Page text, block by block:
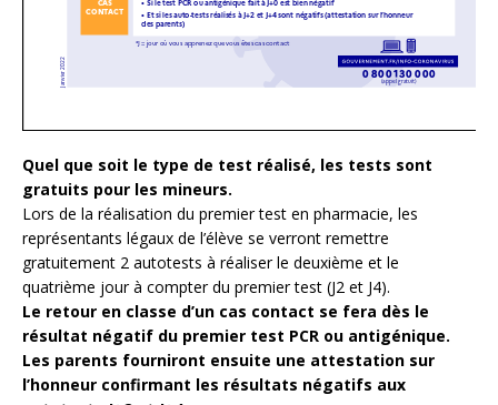
Quel que soit le type de test réalisé, les tests sont
gratuits pour les mineurs.
Lors de la réalisation du premier test en pharmacie, les
représentants légaux de l’élève se verront remettre
gratuitement 2 autotests à réaliser le deuxième et le
quatrième jour à compter du premier test (J2 et J4).
Le retour en classe d’un cas contact se fera dès le
résultat négatif du premier test PCR ou antigénique.
Les parents fourniront ensuite une attestation sur
l’honneur confirmant les résultats négatifs aux